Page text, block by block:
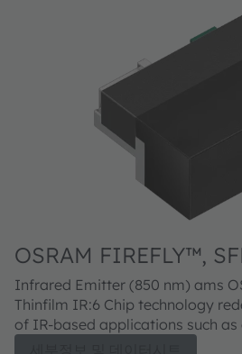
OSRAM FIREFLY™,
Infrared Emitter (850 nm) ams OSRAM’s innovative
Thinfilm IR:6 Chip technology
of IR-based applications such as